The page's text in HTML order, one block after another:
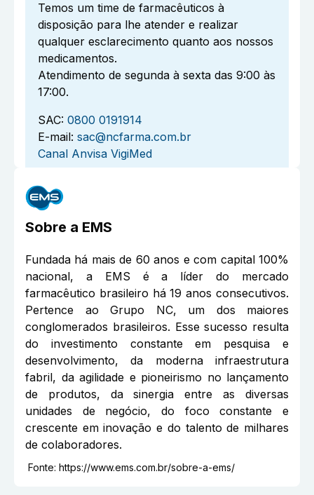
Temos um time de farmacêuticos à
disposição para lhe atender e realizar
qualquer esclarecimento quanto aos nossos
medicamentos.
Atendimento de segunda à sexta das 9:00 às
17:00.
SAC: 0800 0191914
E-mail: sac@ncfarma.com.br
Canal Anvisa VigiMed
Sobre a EMS
Fundada há mais de 60 anos e com capital 100%
nacional, a EMS é a líder do mercado
farmacêutico brasileiro há 19 anos consecutivos.
Pertence ao Grupo NC, um dos maiores
conglomerados brasileiros. Esse sucesso resulta
do investimento constante em pesquisa e
desenvolvimento, da moderna infraestrutura
fabril, da agilidade e pioneirismo no lançamento
de produtos, da sinergia entre as diversas
unidades de negócio, do foco constante e
crescente em inovação e do talento de milhares
de colaboradores.
Fonte: https://www.ems.com.br/sobre-a-ems/